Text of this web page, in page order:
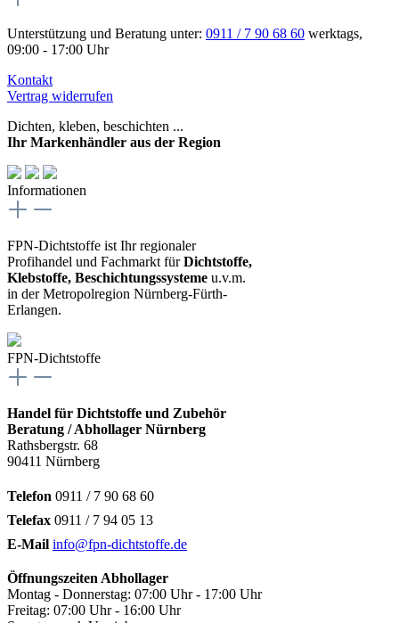
Unterstützung und Beratung unter: 0911 / 7 90 68 60 werktags,
09:00 - 17:00 Uhr
Kontakt
Vertrag widerrufen
Dichten, kleben, beschichten ...
Ihr Markenhändler aus der Region
Informationen
FPN-Dichtstoffe ist Ihr regionaler
Profihandel und Fachmarkt fürDichtstoffe,
Klebstoffe, Beschichtungssysteme u.v.m.
in der Metropolregion Nürnberg-Fürth-
Erlangen.
FPN-Dichtstoffe
Handel für Dichtstoffe und Zubehör
Beratung / Abhollager Nürnberg
Rathsbergstr. 68
90411 Nürnberg
Telefon 0911 / 7 90 68 60
Telefax 0911 / 7 94 05 13
E-Mail info@fpn-dichtstoffe.de
Öffnungszeiten Abhollager
Montag - Donnerstag: 07:00 Uhr - 17:00 Uhr
Freitag: 07:00 Uhr - 16:00 Uhr